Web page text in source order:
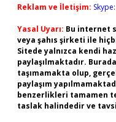
Reklam ve İletişim:
Yasal Uyarı: Bu internet
veya şahıs şirketi ile
Sitede yalnızca kendi
paylaşılmaktadır.
taşımamakta olup,
paylaşım
benzerlikleri tamamen
taslak halindedir ve